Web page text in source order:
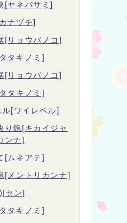
[ヤネバサミ]
ナヅチ]
[リョウバノコ]
タキノミ]
[リョウバノコ]
タキノミ]
[ワイレベル]
り鉋[キカイジャ
ンナ]
[ムネアテ]
[メントリカンナ]
セン]
タキノミ]